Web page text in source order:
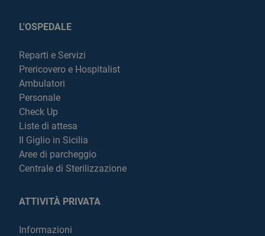
L'OSPEDALE
Reparti e Servizi
Prericovero e Hospitalist
Ambulatori
Personale
Check Up
Liste di attesa
Il Giglio in Sicilia
Aree di parcheggio
Centrale di Sterilizzazione
ATTIVITÀ PRIVATA
Informazioni